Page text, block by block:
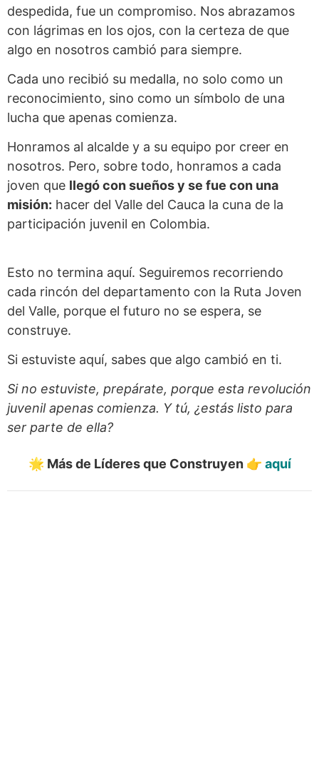
despedida, fue un compromiso. Nos abrazamos
con lágrimas en los ojos, con la certeza de que
algo en nosotros cambió para siempre.
Cada uno recibió su medalla, no solo como un
reconocimiento, sino como un símbolo de una
lucha que apenas comienza.
Honramos al alcalde y a su equipo por creer en
nosotros. Pero, sobre todo, honramos a cada
joven que llegó con sueños y se fue con una
misión: hacer del Valle del Cauca la cuna de la
participación juvenil en Colombia.
Esto no termina aquí. Seguiremos recorriendo
cada rincón del departamento con la Ruta Joven
del Valle, porque el futuro no se espera, se
construye.
Si estuviste aquí, sabes que algo cambió en ti.
Si no estuviste, prepárate, porque esta revolución
juvenil apenas comienza. Y tú, ¿estás listo para
ser parte de ella?
🌟 Más de Líderes que Construyen 👉 aquí